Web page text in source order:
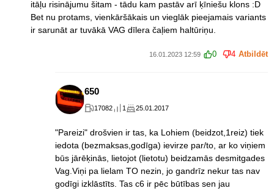
itāļu risinājumu šitam - tādu kam pastāv arī ķīniešu klons :D
Bet nu protams, vienkāršākais un vieglāk pieejamais variants
ir sarunāt ar tuvākā VAG dīlera čaļiem haltūriņu.
16.01.2023 12:59 0 4 Atbildēt
650
17082 1 25.01.2017
"Pareizi" drošvien ir tas, ka Lohiem (beidzot,1reiz) tiek
iedota (bezmaksas,godīga) ievirze par/to, ar ko viņiem
būs jārēķinās, lietojot (lietotu) beidzamās desmitgades
Vag.Viņi pa lielam TO nezin, jo gandrīz nekur tas nav
godīgi izklāstīts. Tas c6 ir pēc būtības sen jau